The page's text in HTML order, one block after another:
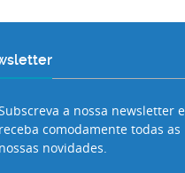
a nossa newsletter e
receba comodamente todas as
nossas novidades.